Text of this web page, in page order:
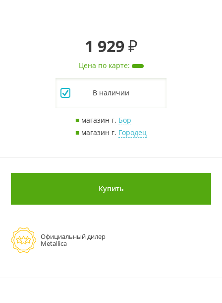
1 929 ₽
Цена по карте:
В наличии
■ магазин г. Бор
■ магазин г. Городец
Купить
Официальный дилер
Metallica